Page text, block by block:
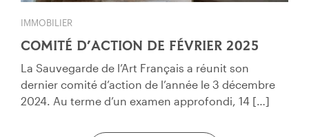
IMMOBILIER
COMITÉ D’ACTION DE FÉVRIER 2025
La Sauvegarde de l’Art Français a réunit son
dernier comité d’action de l’année le 3 décembre
2024. Au terme d’un examen approfondi, 14 […]